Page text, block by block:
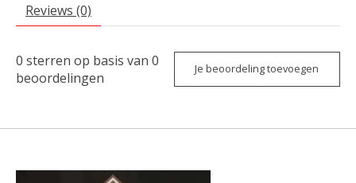
Reviews (0)
0 sterren op basis van 0
beoordelingen
Je beoordeling toevoegen